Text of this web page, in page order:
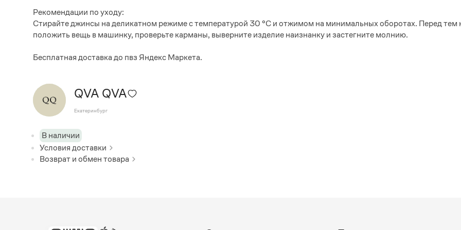
Рекомендации по уходу:
Стирайте джинсы на деликатном режиме с температурой 30 °С и отжимом на минимальных оборотах. Перед тем
положить вещь в машинку, проверьте карманы, выверните изделие наизнанку и застегните молнию.
Бесплатная доставка до пвз Яндекс Маркета.
QVA QVA
Екатеринбург
В наличии
Условия доставки
Возврат и обмен товара